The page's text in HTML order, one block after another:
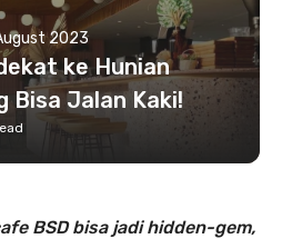
2023
ke Hunian
Bisa Jalan Kaki!
BSD bisa jadi hidden-gem,